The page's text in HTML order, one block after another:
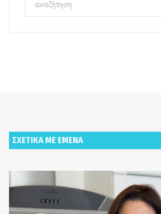
for:
ΣΧΕΤΙΚΑ ΜΕ ΕΜΕΝΑ